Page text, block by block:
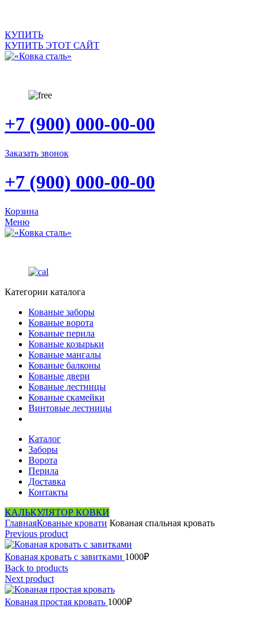
КУПИТЬ
КУПИТЬ ЭТОТ САЙТ
+7 (900) 000-00-00
Заказать звонок
+7 (900) 000-00-00
Корзина
Меню
Категории каталога
Кованые заборы
Кованые ворота
Кованые перила
Кованые козырьки
Кованые мангалы
Кованые балконы
Кованые двери
Кованые лестницы
Кованые скамейки
Винтовые лестницы
Каталог
Заборы
Ворота
Перила
Доставка
Контакты
КАЛЬКУЛЯТОР КОВКИ
ГлавнаяКованые кровати Кованая спальная кровать
Previous product
Кованая кровать с завитками 1000₽
Back to products
Next product
Кованая простая кровать 1000₽